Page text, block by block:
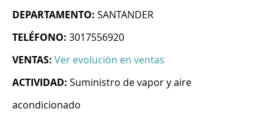
DEPARTAMENTO: SANTANDER
TELÉFONO: 3017556920
VENTAS: Ver evolución en ventas
ACTIVIDAD: Suministro de vapor y aire
acondicionado